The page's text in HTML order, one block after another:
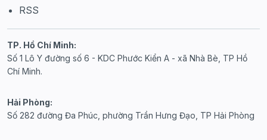
RSS
TP. Hồ Chí Minh:
Số 1 Lô Y đường số 6 - KDC Phước Kiển A - xã Nhà Bè, TP Hồ
Chí Minh.
Hải Phòng:
Số 282 đường Đa Phúc, phường Trần Hưng Đạo, TP Hải Phòng